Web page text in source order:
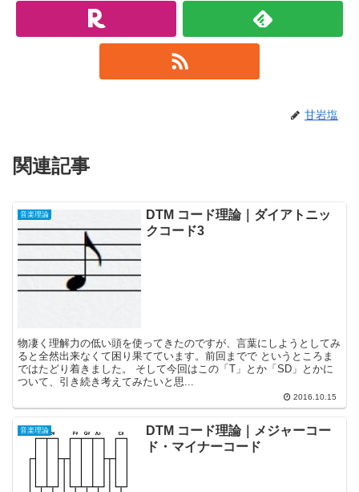
甘岩塩
関連記事
音楽理論
DTM コード理論｜ダイアトニッ
クコード3
物凄く理解力の低い頭を使ってきたのですが、言葉にしようとしてみ
ると全然出来なくて困り果てています。前回までで というところま
ではたどり着きました。 そして今回はこの「T」とか「SD」とかに
ついて、引き続き考えてみたいと思...
2016.10.15
音楽理論
DTM コード理論｜メジャーコー
ド・マイナーコード